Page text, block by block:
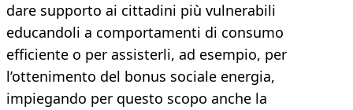
dare supporto ai cittadini più vulnerabili
educandoli a comportamenti di consumo
efficiente o per assisterli, ad esempio, per
l’ottenimento del bonus sociale energia,
impiegando per questo scopo anche la